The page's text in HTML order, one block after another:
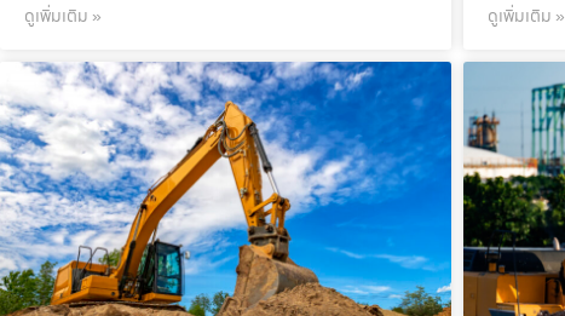
ดูเพิ่มเติม » ดูเพิ่มเติม »